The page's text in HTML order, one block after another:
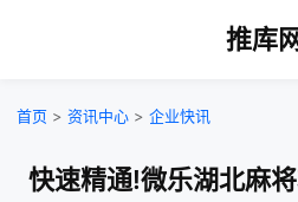
推库
首页 > 资讯中心 > 企业快讯
快速精通!微乐湖北麻